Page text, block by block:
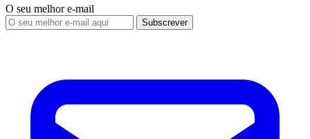
O seu melhor e-mail
Subscrever